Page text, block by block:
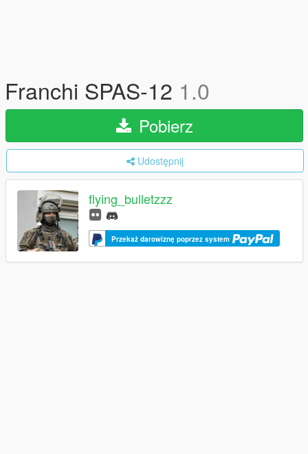
Franchi SPAS-12 1.0
Pobierz
Udostępnij
flying_bulletzzz
Przekaż darowiznę poprzez system